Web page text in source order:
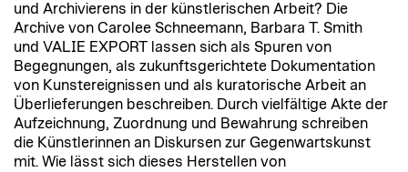
und Archivierens in der künstlerischen Arbeit? Die
Archive von Carolee Schneemann, Barbara T. Smith
und VALIE EXPORT lassen sich als Spuren von
Begegnungen, als zukunftsgerichtete Dokumentation
von Kunstereignissen und als kuratorische Arbeit an
Überlieferungen beschreiben. Durch vielfältige Akte der
Aufzeichnung, Zuordnung und Bewahrung schreiben
die Künstlerinnen an Diskursen zur Gegenwartskunst
mit. Wie lässt sich dieses Herstellen von